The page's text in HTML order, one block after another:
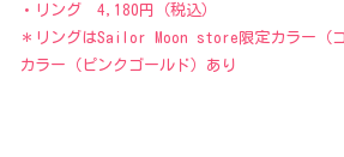
・リング 4,180円（税込）
＊リングはSailor Moon store限定カラー（
カラー（ピンクゴールド）あり